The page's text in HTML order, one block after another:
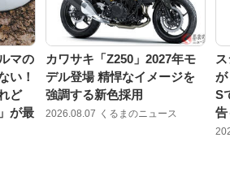
マの
い！
ど
が最
カワサキ「Z250」2027年モ
デル登場 精悍なイメージを
強調する新色採用
2026.08.07 くるまのニュース
が
S
告